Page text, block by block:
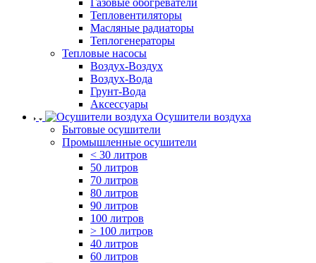
Газовые обогреватели
Тепловентиляторы
Масляные радиаторы
Теплогенераторы
Тепловые насосы
Воздух-Воздух
Воздух-Вода
Грунт-Вода
Аксессуары
Осушители воздуха
Бытовые осушители
Промышленные осушители
< 30 литров
50 литров
70 литров
80 литров
90 литров
100 литров
> 100 литров
40 литров
60 литров